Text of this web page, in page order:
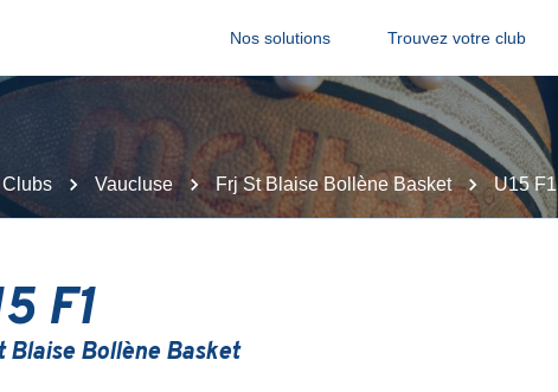
Nos solutions Trouvez votre club
Clubs Vaucluse Frj St Blaise Bollène Basket U15 F1
F1
Blaise Bollène Basket